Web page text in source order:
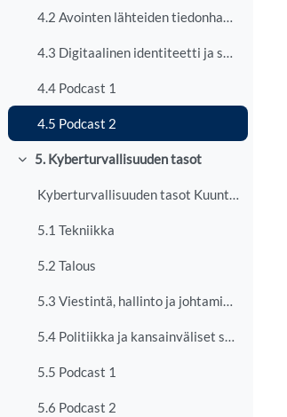
4.2 Avointen lähteiden tiedonhankinta
4.3 Digitaalinen identiteetti ja sosiaalisen median uhat
4.4 Podcast 1
4.5 Podcast 2
Tiivistä
5. Kyberturvallisuuden tasot
Kyberturvallisuuden tasot Kuuntele koko teema: Can...
5.1 Tekniikka
5.2 Talous
5.3 Viestintä, hallinto ja johtaminen
5.4 Politiikka ja kansainväliset suhteet
5.5 Podcast 1
5.6 Podcast 2